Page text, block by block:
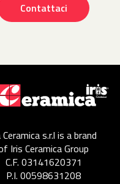
Contattaci
Ceramica s.r.l is a brand
Iris Ceramica Group
C.F. 03141620371
P.I. 00598631208